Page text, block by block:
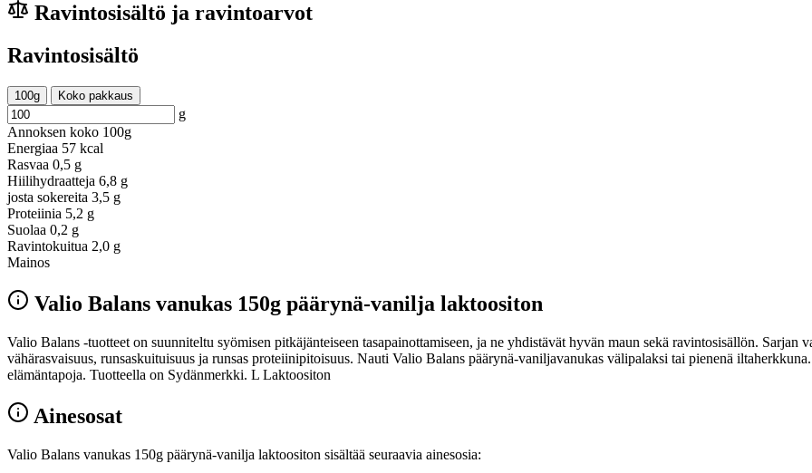
Ravintosisältö ja ravintoarvot
Ravintosisältö
100g Koko pakkaus
g
Annoksen koko 100g
Energiaa 57 kcal
Rasvaa 0,5 g
Hiilihydraatteja 6,8 g
josta sokereita 3,5 g
Proteiinia 5,2 g
Suolaa 0,2 g
Ravintokuitua 2,0 g
Mainos
Valio Balans vanukas 150g päärynä-vanilja laktoositon
Valio Balans -tuotteet on suunniteltu syömisen pitkäjänteiseen tasapainottamiseen, ja ne yhdistävät hyvän maun sekä ravintosisällön.
vähärasvaisuus, runsaskuituisuus ja runsas proteiinipitoisuus. Nauti Valio Balans päärynä-vaniljavanukas välipalaksi tai pienenä
elämäntapoja. Tuotteella on Sydänmerkki. L Laktoositon
Ainesosat
Valio Balans vanukas 150g päärynä-vanilja laktoositon sisältää seuraavia ainesosia: